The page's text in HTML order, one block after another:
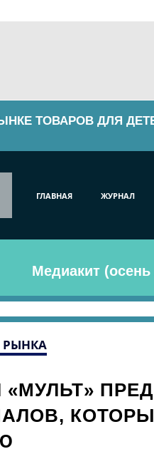
ТОВАРОВ ДЛЯ
ГЛАВНАЯ ЖУРНАЛ
Медиакит
РЫНКА